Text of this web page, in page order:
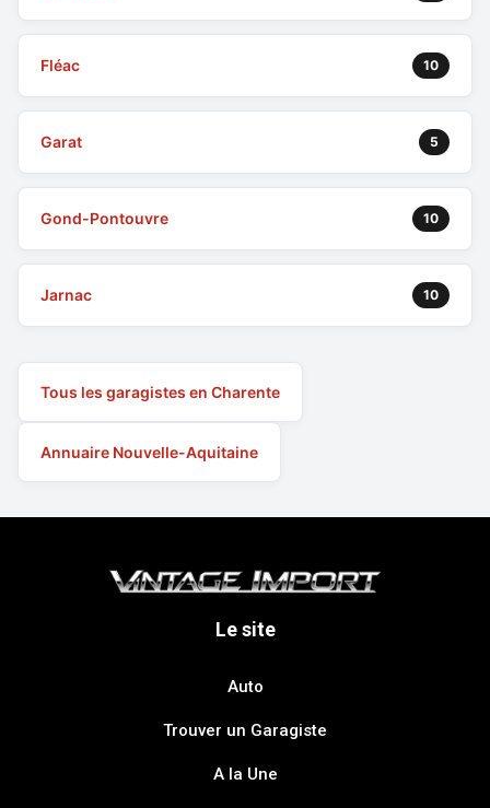
Fléac 10
Garat 5
Gond-Pontouvre 10
Jarnac 10
Tous les garagistes en Charente
Annuaire Nouvelle-Aquitaine
Le site
Auto
Trouver un Garagiste
A la Une